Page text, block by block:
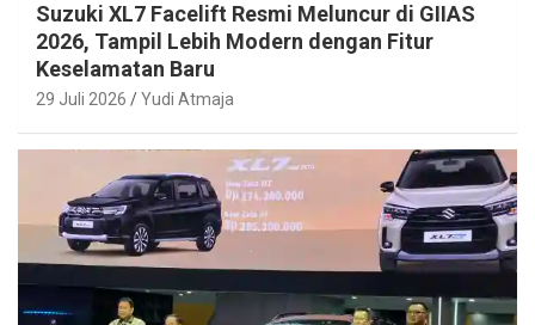
Suzuki XL7 Facelift Resmi Meluncur di GIIAS
2026, Tampil Lebih Modern dengan Fitur
Keselamatan Baru
29 Juli 2026 Yudi Atmaja